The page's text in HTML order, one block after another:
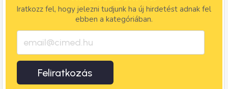
Iratkozz fel, hogy jelezni tudjunk ha új hirdetést adnak fel
ebben a kategóriában.
Feliratkozás